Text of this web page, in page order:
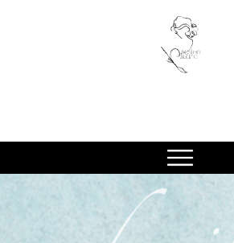
prestations - logo et chartes
prestations - matériel de